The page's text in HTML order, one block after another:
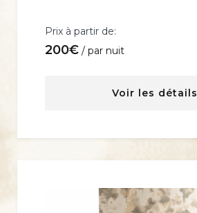
Prix à partir de:
200€ par nuit
Voir les détails